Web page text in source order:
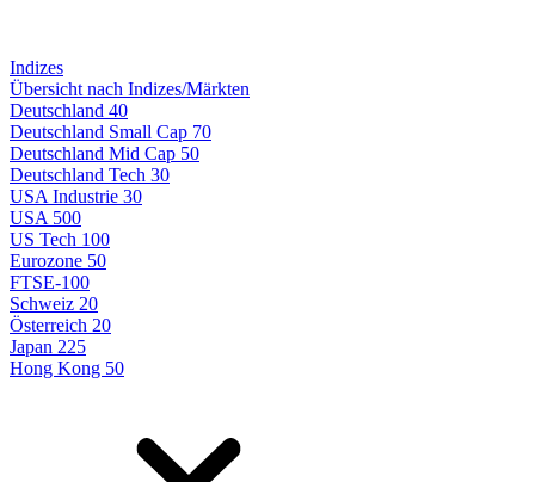
Indizes
Übersicht nach Indizes/Märkten
Deutschland 40
Deutschland Small Cap 70
Deutschland Mid Cap 50
Deutschland Tech 30
USA Industrie 30
USA 500
US Tech 100
Eurozone 50
FTSE-100
Schweiz 20
Österreich 20
Japan 225
Hong Kong 50